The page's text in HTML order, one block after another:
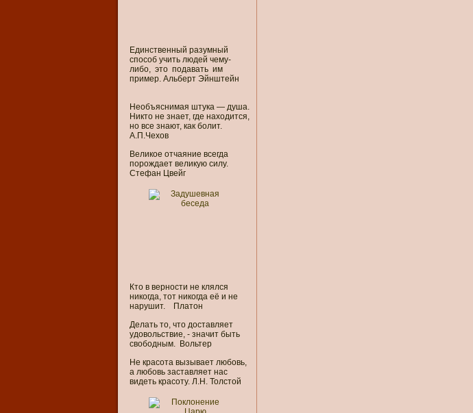
Единственный разумный
способ учить людей чему-
либо, это подавать им
пример. Альберт Эйнштейн
Необъяснимая штука — душа.
Никто не знает, где находится,
но все знают, как болит.
А.П.Чехов
Великое отчаяние всегда
порождает великую силу.
Стефан Цвейг
Кто в верности не клялся
никогда, тот никогда её и не
нарушит. Платон
Делать то, что доставляет
удовольствие, - значит быть
свободным. Вольтер
Не красота вызывает любовь,
а любовь заставляет нас
видеть красоту. Л.Н. Толстой